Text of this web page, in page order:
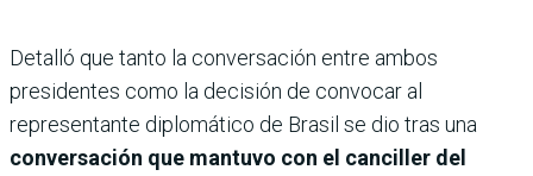
Detalló que tanto la conversación entre ambos
presidentes como la decisión de convocar al
representante diplomático de Brasil se dio tras una
conversación que mantuvo con el canciller del